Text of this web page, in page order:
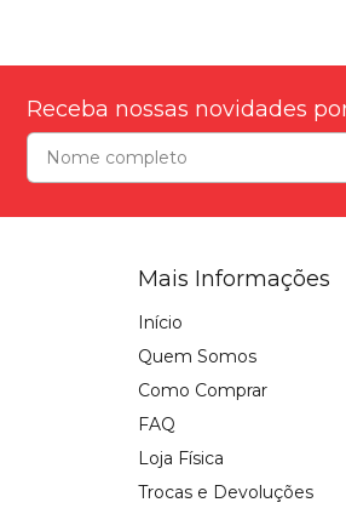
Receba nossas novidades
Mais Informações
Início
Quem Somos
Como Comprar
FAQ
Loja Física
Trocas e Devoluções